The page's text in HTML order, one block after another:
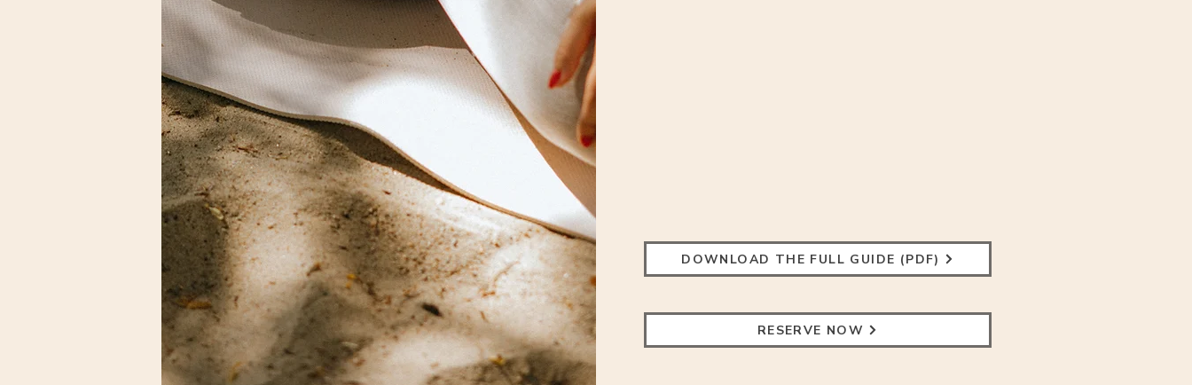
DOWNLOAD THE FULL GUIDE (PDF)
RESERVE NOW